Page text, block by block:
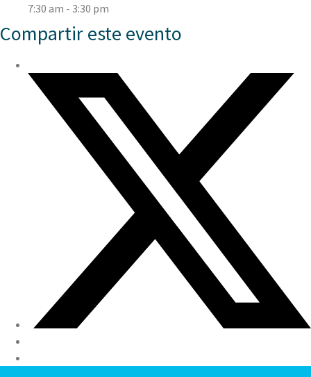
7:30 am - 3:30 pm
Compartir este evento